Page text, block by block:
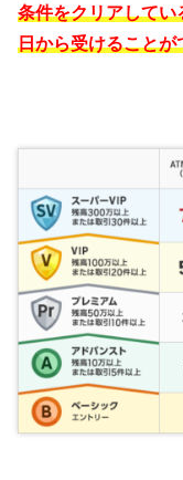
条件をクリアして
日から受けることが